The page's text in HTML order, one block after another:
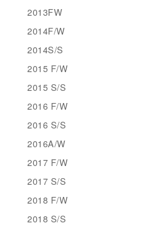
2013FW
2014F/W
2014S/S
2015 F/W
2015 S/S
2016 F/W
2016 S/S
2016A/W
2017 F/W
2017 S/S
2018 F/W
2018 S/S